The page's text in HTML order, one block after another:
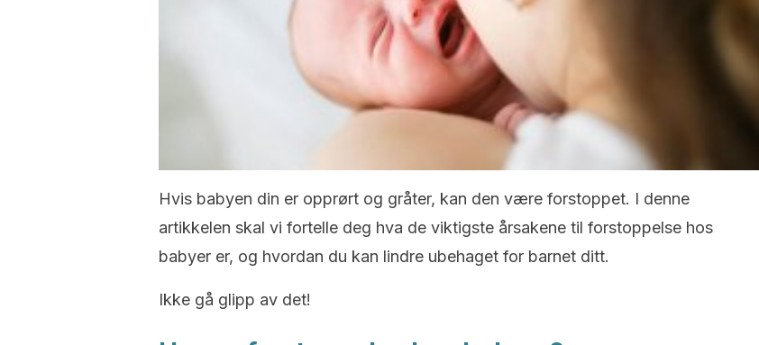
Hvis babyen din er opprørt og gråter, kan den være forstoppet. I denne
artikkelen skal vi fortelle deg hva de viktigste årsakene til forstoppelse hos
babyer er, og hvordan du kan lindre ubehaget for barnet ditt.
Ikke gå glipp av det!